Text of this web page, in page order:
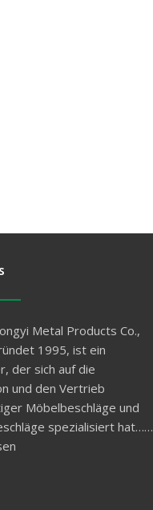
Metal Products Co.,
1995, ist ein
der sich auf die
und den Vertrieb
Möbelbeschläge und
spezialisiert hat……